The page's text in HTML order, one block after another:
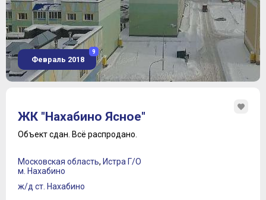
Февраль 2018
9
ЖК "Нахабино Ясное"
Объект сдан. Всё распродано.
Московская область, Истра Г/О
м. Нахабино
ж/д ст. Нахабино